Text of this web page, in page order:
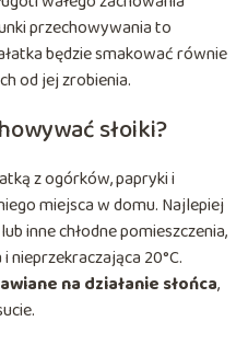
przechowywania to
będzie smakować równie
od jej zrobienia.
słoiki?
z ogórków, papryki i
miejsca w domu. Najlepiej
inne chłodne pomieszczenia,
20°C.
na działanie słońca,